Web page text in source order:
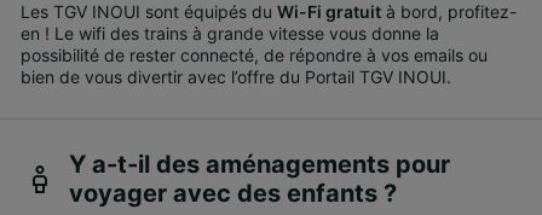
Les TGV INOUI sont équipés du Wi-Fi gratuit à bord, profitez-
en ! Le wifi des trains à grande vitesse vous donne la
possibilité de rester connecté, de répondre à vos emails ou
bien de vous divertir avec l’offre du Portail TGV INOUI.
Y a-t-il des aménagements pour
voyager avec des enfants ?